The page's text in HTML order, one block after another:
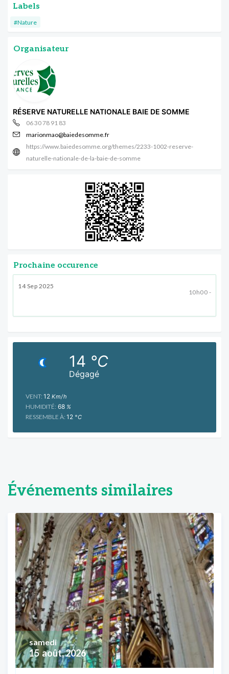
Labels
#Nature
Organisateur
RÉSERVE NATURELLE NATIONALE BAIE DE SOMME
06 30 78 91 83
marionmao@baiedesomme.fr
https://www.baiedesomme.org/themes/2233-1002-reserve-
naturelle-nationale-de-la-baie-de-somme
Prochaine occurence
14 Sep 2025
10h00 -
Dégagé
14 °C
VENT: 12 Km/h
HUMIDITÉ: 68 %
RESSEMBLE À: 12 °C
Événements similaires
15 août, 2026
samedi